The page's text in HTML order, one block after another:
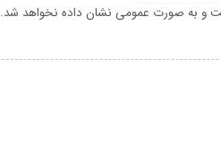
و به صورت عمومی نشان داده نخواهد شد.